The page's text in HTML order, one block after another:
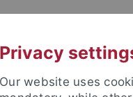
Privacy
Our website uses